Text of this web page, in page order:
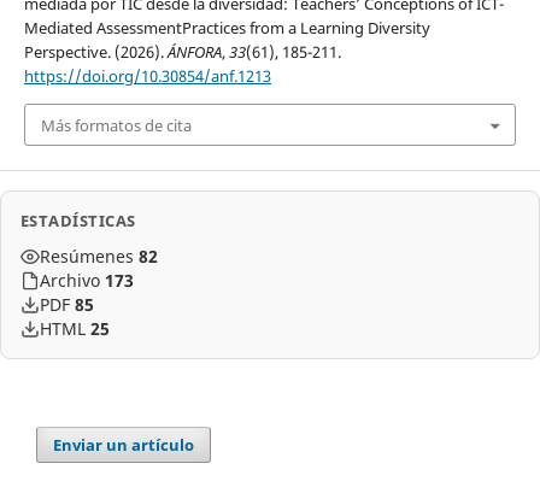
Mediated AssessmentPractices from a Learning Diversity
Perspective. (2026).ÁNFORA,33(61), 185-211.
https://doi.org/10.30854/anf.1213
Más formatos de cita
ESTADÍSTICAS
Resúmenes 82
Archivo 173
PDF 85
HTML 25
Enviar un artículo